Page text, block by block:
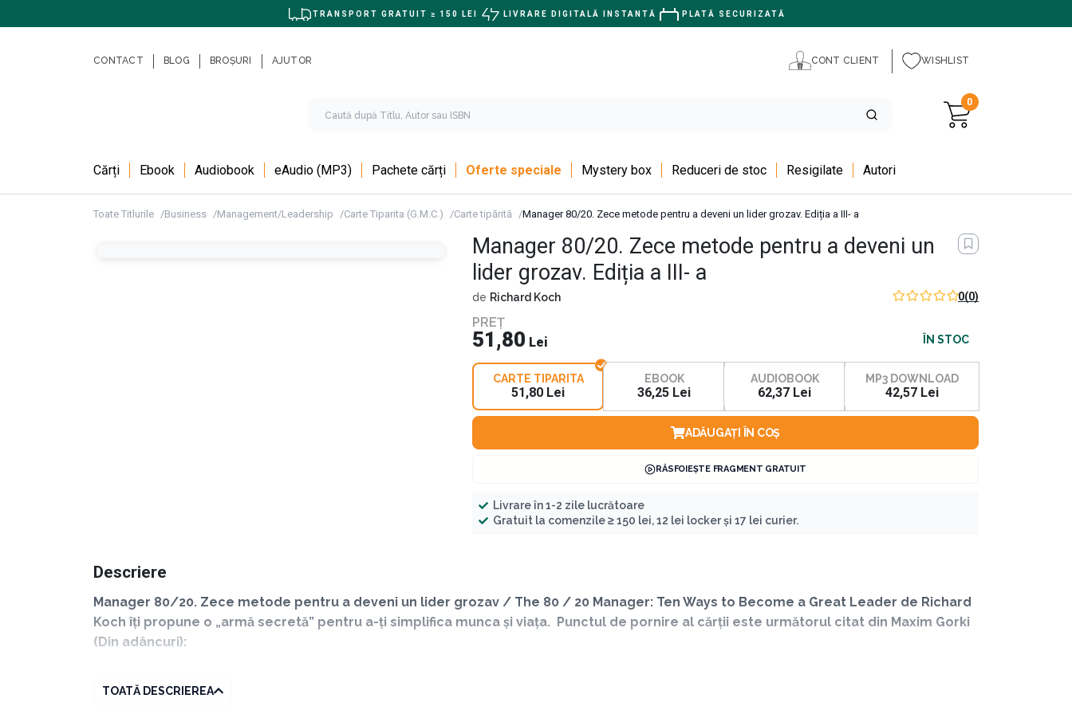
TRANSPORT GRATUIT ≥ 150 LEI LIVRARE DIGITALĂ INSTANTĂ PLATĂ SECURIZATĂ
CONTACT BLOG BROȘURI AJUTOR CONT CLIENT WISHLIST
0
Cărți Ebook Audiobook eAudio (MP3) Pachete cărți Oferte speciale Mystery box Reduceri de stoc Resigilate Autori
Toate Titlurile Business Management/Leadership Carte Tiparita (G.M.C.) Carte tipărită Manager 80/20. Zece metode pentru a deveni un lider grozav. Ediția a III- a
Manager 80/20. Zece metode pentru a deveni un
lider grozav. Ediția a III- a
de Richard Koch 0(0)
PREȚ
51,80 Lei ÎN STOC
CARTE TIPARITA
51,80 Lei
EBOOK
36,25 Lei
AUDIOBOOK
62,37 Lei
MP3 DOWNLOAD
42,57 Lei
ADĂUGAȚI ÎN COȘ
RĂSFOIEȘTE FRAGMENT GRATUIT
Livrare în 1-2 zile lucrătoare
Gratuit la comenzile ≥ 150 lei, 12 lei locker și 17 lei curier.
Descriere
Manager 80/20. Zece metode pentru a deveni un lider grozav / The 80 / 20 Manager: Ten Ways to Become a Great Leader de Richard
Koch îți propune o „armă secretă” pentru a-ți simplifica munca și viața. Punctul de pornire al cărții este următorul citat din Maxim Gorki
(Din adâncuri):
TOATĂ DESCRIEREA